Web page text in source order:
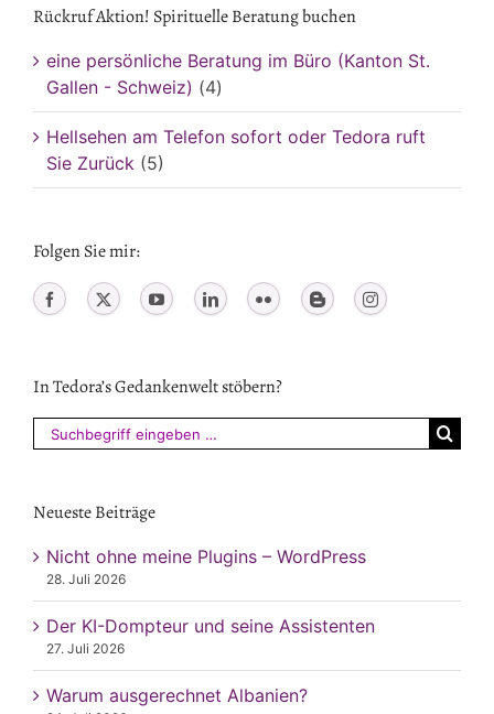
Rückruf Aktion! Spirituelle Beratung buchen
eine persönliche Beratung im Büro (Kanton St.
Gallen - Schweiz) (4)
Hellsehen am Telefon sofort oder Tedora ruft
Sie Zurück (5)
Folgen Sie mir:
In Tedora’s Gedankenwelt stöbern?
Suchen
nach:
Neueste Beiträge
Nicht ohne meine Plugins – WordPress
28. Juli 2026
Der KI-Dompteur und seine Assistenten
27. Juli 2026
Warum ausgerechnet Albanien?